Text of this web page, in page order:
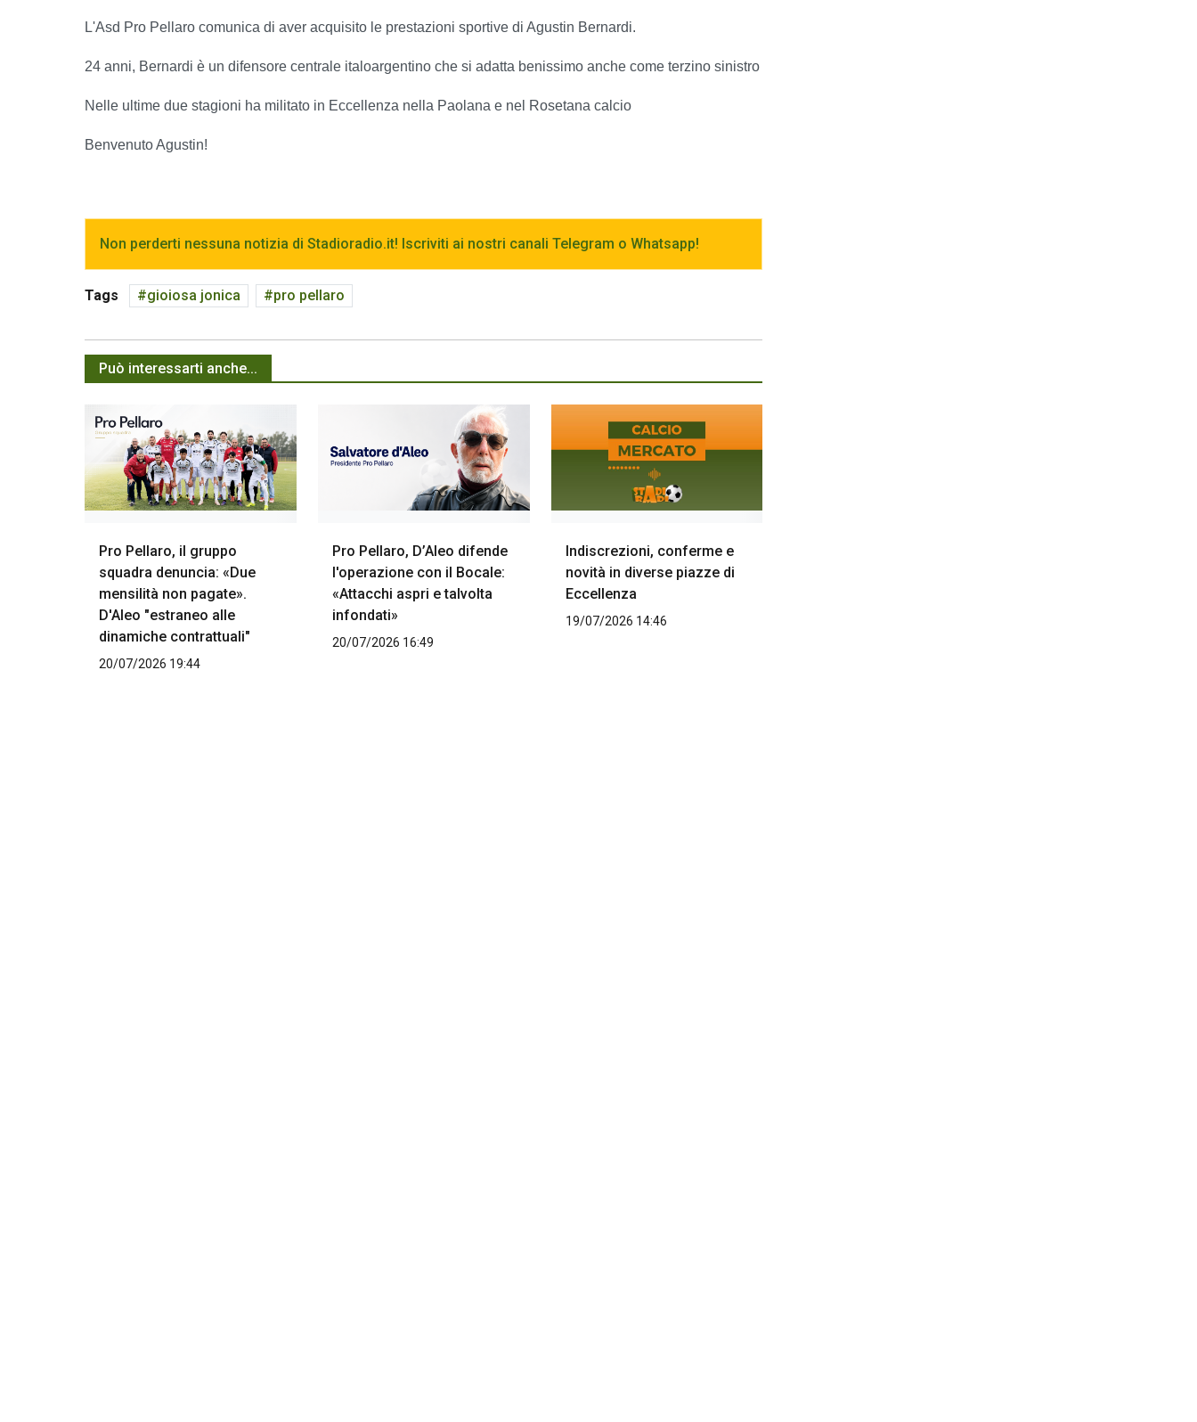
L'Asd Pro Pellaro comunica di aver acquisito le prestazioni sportive di Agustin Bernardi.
24 anni, Bernardi è un difensore centrale italoargentino che si adatta benissimo anche come terzino sinistro
Nelle ultime due stagioni ha militato in Eccellenza nella Paolana e nel Rosetana calcio
Benvenuto Agustin!
Non perderti nessuna notizia di Stadioradio.it! Iscriviti ai nostri canali Telegram o Whatsapp!
Tags gioiosa jonica pro pellaro
Può interessarti anche...
Pro Pellaro, il gruppo
squadra denuncia: «Due
mensilità non pagate».
D'Aleo "estraneo alle
dinamiche contrattuali"
20/07/2026 19:44
Pro Pellaro, D’Aleo difende
l'operazione con il Bocale:
«Attacchi aspri e talvolta
infondati»
20/07/2026 16:49
Indiscrezioni, conferme e
novità in diverse piazze di
Eccellenza
19/07/2026 14:46